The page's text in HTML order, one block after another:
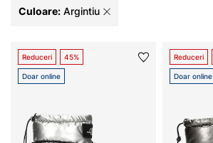
Culoare: Argintiu
Reduceri 45%
Doar online
Reduceri
Doar online